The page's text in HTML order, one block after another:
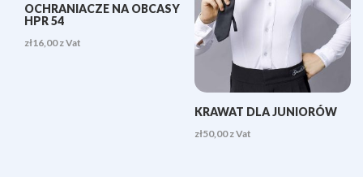
OCHRANIACZE NA OBCASY
HPR 54
zł16,00 z Vat
KRAWAT DLA JUNIORÓW
zł50,00 z Vat